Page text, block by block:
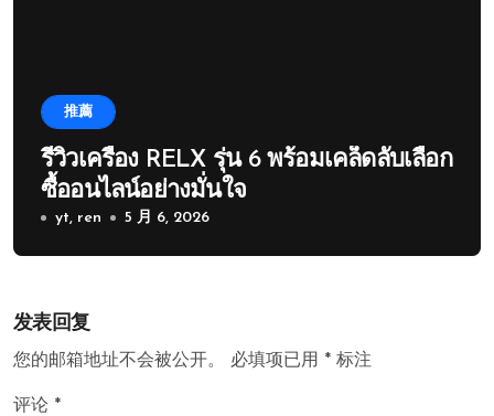
推薦
รีวิวเครื่อง RELX รุ่น 6 พร้อมเคล็ดลับเลือก
ซื้ออนไลน์อย่างมั่นใจ
yt, ren 5 月 6, 2026
发表回复
您的邮箱地址不会被公开。 必填项已用 * 标注
评论 *